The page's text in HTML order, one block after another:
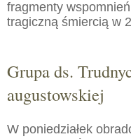
fragmenty
tragiczną śmiercią w
Grupa ds.
augustowskiej
W poniedziałek